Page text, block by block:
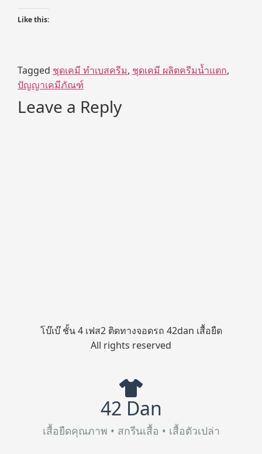
Like this:
Tagged ชุดเคมี ทำเบสครีม, ชุดเคมี ผลิตครีมน้ำแตก,
ปัญญาเคมีภัณฑ์
Leave a Reply
โบ๊เบ๊ ชั้น 4 เฟส2 ติดทางจอดรถ 42dan เสื้อยืด
All rights reserved
42 Dan
เสื้อยืดคุณภาพ • สกรีนเสื้อ • เสื้อตัวเปล่า